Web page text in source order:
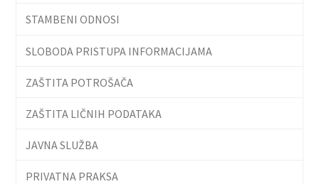
STAMBENI ODNOSI
SLOBODA PRISTUPA INFORMACIJAMA
ZAŠTITA POTROŠAČA
ZAŠTITA LIČNIH PODATAKA
JAVNA SLUŽBA
PRIVATNA PRAKSA